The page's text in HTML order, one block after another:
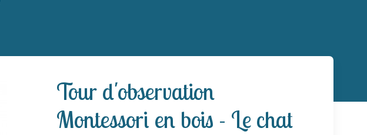
Tour d'observation
Montessori en bois - Le chat